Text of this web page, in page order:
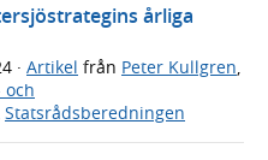
årliga
· Artikel från Peter Kullgren,
och
Statsrådsberedningen